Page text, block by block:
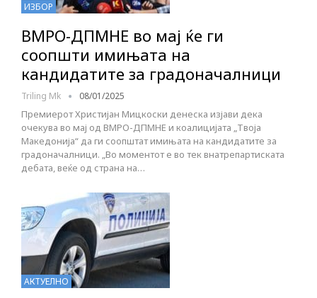
ИЗБОР
ВМРО-ДПМНЕ во мај ќе ги
соопшти имињата на
кандидатите за градоначалници
Triling Mk 08/01/2025
Премиерот Христијан Мицкоски денеска изјави дека
очекува во мај од ВМРО-ДПМНЕ и коалицијата „Твоја
Македонија“ да ги соопштат имињата на кандидатите за
градоначалници. „Во моментот е во тек внатрепартиската
дебата, веќе од страна на…
АКТУЕЛНО